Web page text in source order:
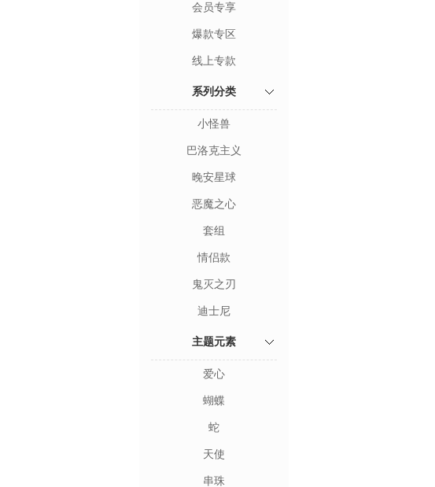
会员专享
爆款专区
线上专款
系列分类
小怪兽
巴洛克主义
晚安星球
恶魔之心
套组
情侣款
鬼灭之刃
迪士尼
主题元素
爱心
蝴蝶
蛇
天使
串珠